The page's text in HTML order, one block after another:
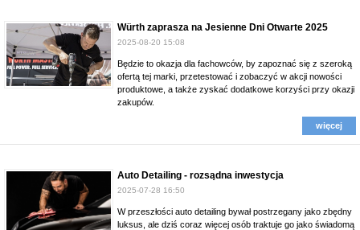
Würth zaprasza na Jesienne Dni Otwarte 2025
2025-08-20 15:08
Będzie to okazja dla fachowców, by zapoznać się z szeroką
ofertą tej marki, przetestować i zobaczyć w akcji nowości
produktowe, a także zyskać dodatkowe korzyści przy okazji
zakupów.
więcej
Auto Detailing - rozsądna inwestycja
2025-07-28 16:50
W przeszłości auto detailing bywał postrzegany jako zbędny
luksus, ale dziś coraz więcej osób traktuje go jako świadomą